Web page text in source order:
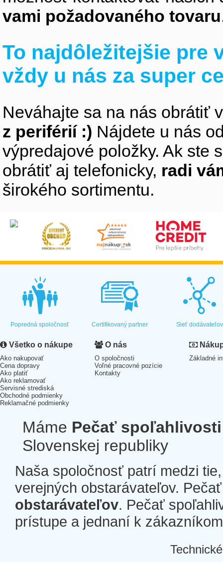
vami požadovaného tovaru
To najdôležitejšie pre
vždy u nás za super
Neváhajte sa na nás obrátiť
z periférií :) Nájdete u nás
výpredajové položky. Ak ste
obrátiť aj telefonicky, radi
širokého sortimentu.
Popredná spoločnosť Certifikovaný partner Sieť dodávateľov
Všetko o nákupe
Ako nakupovať
Cena dopravy
Ako platiť
Ako reklamovať
Servisné strediská
Obchodné podmienky
Reklamačné podmienky
O nás
O spoločnosti
Voľné pracovné pozície
Kontakty
Základné
Máme Pečať spoľahlivosti
Slovenskej republiky
Naša spoločnosť patrí medzi
verejných obstarávateľov.
obstarávateľov. Pečať
prístupe a jednaní k